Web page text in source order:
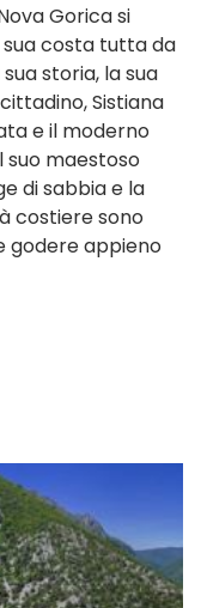
Gorica si
costa tutta da
storia, la sua
Sistiana
e il moderno
suo maestoso
di sabbia e la
costiere sono
godere appieno